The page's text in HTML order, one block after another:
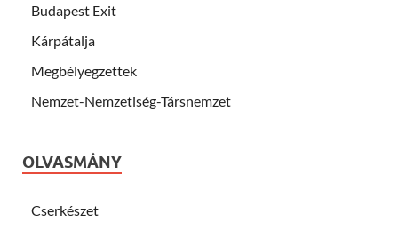
Budapest Exit
Kárpátalja
Megbélyegzettek
Nemzet-Nemzetiség-Társnemzet
OLVASMÁNY
Cserkészet